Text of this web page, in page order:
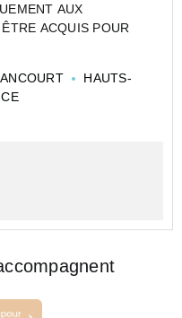
AUX
ACQUIS POUR
M² À BOULOGNE-
- BOULOGNE -
HAUTS-